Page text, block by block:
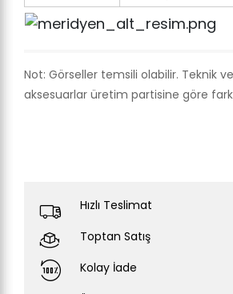
Not: Görseller temsili olabilir. Teknik
aksesuarlar üretim partisine göre
Hızlı Teslimat
Toptan Satış
Kolay İade